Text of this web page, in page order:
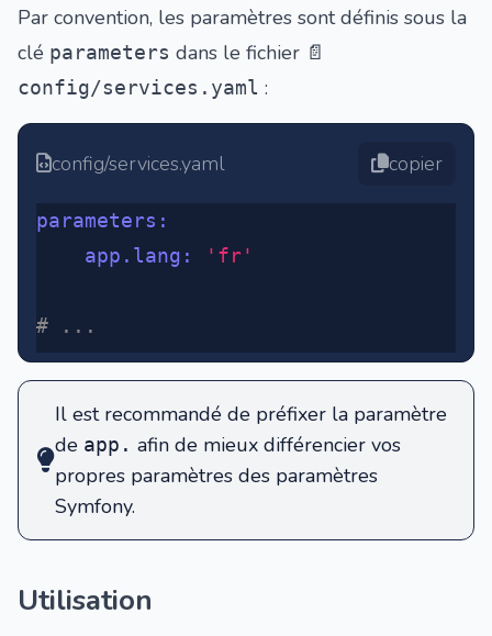
Par convention, les paramètres sont définis sous la
clé parameters dans le fichier 📄
config/services.yaml :
config/services.yaml copier
parameters :
	app.lang
: 'fr'
# ...
Il est recommandé de préfixer la paramètre
de app. afin de mieux différencier vos
propres paramètres des paramètres
Symfony.
Utilisation